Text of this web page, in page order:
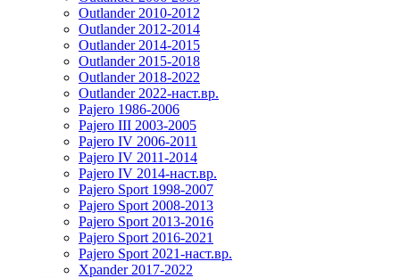
Outlander 2010-2012
Outlander 2012-2014
Outlander 2014-2015
Outlander 2015-2018
Outlander 2018-2022
Outlander 2022-наст.вр.
Pajero 1986-2006
Pajero III 2003-2005
Pajero IV 2006-2011
Pajero IV 2011-2014
Pajero IV 2014-наст.вр.
Pajero Sport 1998-2007
Pajero Sport 2008-2013
Pajero Sport 2013-2016
Pajero Sport 2016-2021
Pajero Sport 2021-наст.вр.
Xpander 2017-2022